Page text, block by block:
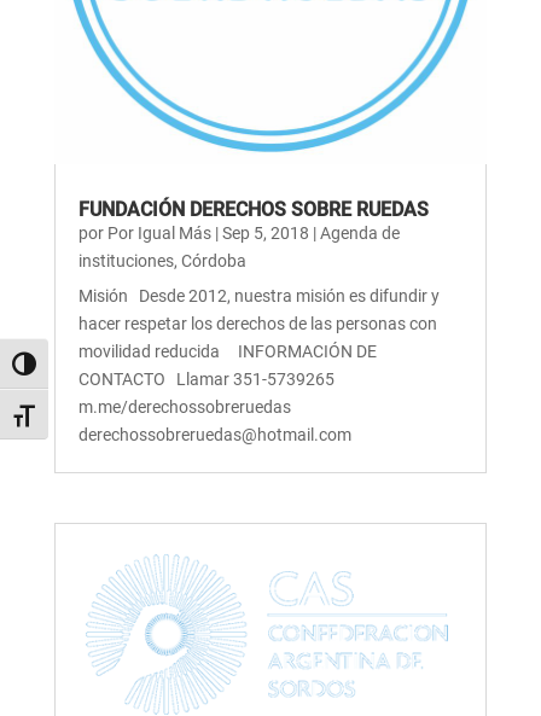
Alternar alto contraste
Alternar tamaño de letra
FUNDACIÓN DERECHOS SOBRE RUEDAS
por Por Igual Más|Sep 5, 2018 |Agenda de
instituciones, Córdoba
Misión Desde 2012, nuestra misión es difundir y
hacer respetar los derechos de las personas con
movilidad reducida INFORMACIÓN DE
CONTACTO Llamar 351-5739265
m.me/derechossobreruedas
derechossobreruedas@hotmail.com